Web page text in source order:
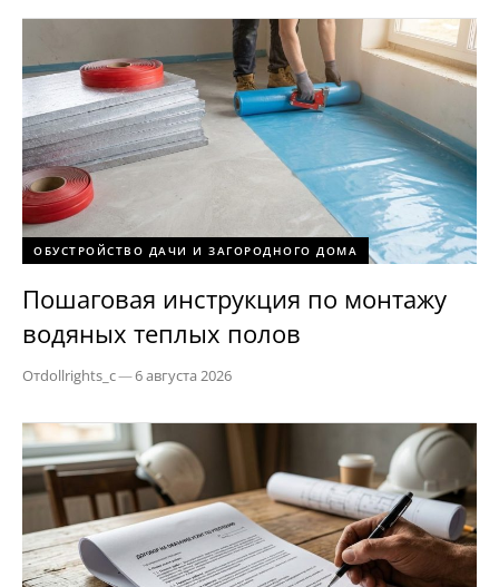
ОБУСТРОЙСТВО ДАЧИ И ЗАГОРОДНОГО ДОМА
Пошаговая инструкция по монтажу
водяных теплых полов
Отdollrights_c—6 августа 2026